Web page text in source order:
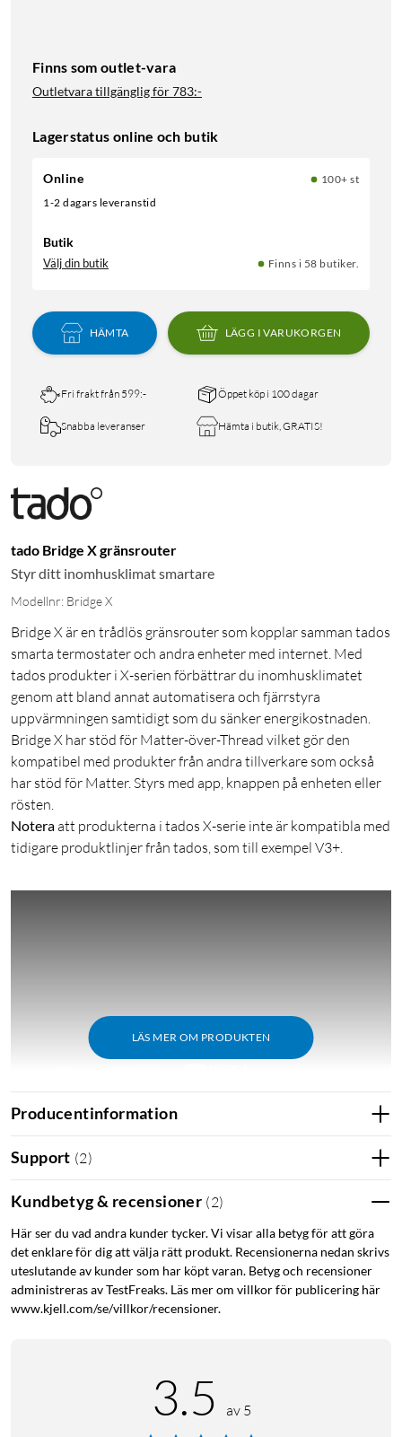
Finns som outlet-vara
Outletvara tillgänglig för783:-
Lagerstatus online och butik
Online
100+ st
1-2 dagars leveranstid
Butik
Välj din butik Finns i 58 butiker.
HÄMTA LÄGG I VARUKORGEN
Fri frakt från 599:- Öppet köp i 100 dagar
Snabba leveranser Hämta i butik, GRATIS!
tado Bridge X gränsrouter
Styr ditt inomhusklimat smartare
Modellnr: Bridge X
Bridge X är en trådlös gränsrouter som kopplar samman tados
smarta termostater och andra enheter med internet. Med
tados produkter i X-serien förbättrar du inomhusklimatet
genom att bland annat automatisera och fjärrstyra
uppvärmningen samtidigt som du sänker energikostnaden.
Bridge X har stöd för Matter-över-Thread vilket gör den
kompatibel med produkter från andra tillverkare som också
har stöd för Matter. Styrs med app, knappen på enheten eller
rösten.
Noteraatt produkterna i tados X-serie inte är kompatibla med
tidigare produktlinjer från tados, som till exempel V3+.
LÄS MER OM PRODUKTEN
Läs mer under "Support".
Sammanfattning
Kärnan i tados system för smarta termostater och andra
enheter.
Hjälper dig styra inomhusklimatet och sänka
energikostnaden.
Används med bland annat Smart Radiator Thermostat X
Ansluter tados produkter till internet.
Producentinformation
Support (2)
Kundbetyg & recensioner (2)
Här ser du vad andra kunder tycker. Vi visar alla betyg för att göra
det enklare för dig att välja rätt produkt. Recensionerna nedan skrivs
uteslutande av kunder som har köpt varan. Betyg och recensioner
administreras av TestFreaks. Läs mer om villkor för publicering här
www.kjell.com/se/villkor/recensioner.
3.5 av 5